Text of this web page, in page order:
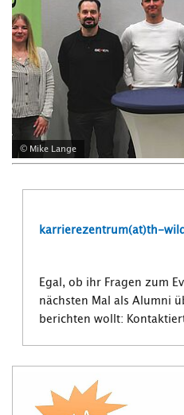
© Mike Lange
karrierezentrum(at)th-
Egal, ob ihr Fragen zum
nächsten Mal als Alumni
berichten wollt: